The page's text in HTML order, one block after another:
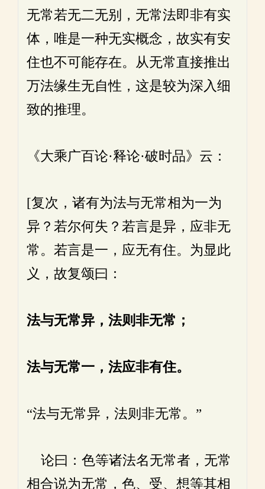
无常若无二无别，无常法即非有实
体，唯是一种无实概念，故实有安
住也不可能存在。从无常直接推出
万法缘生无自性，这是较为深入细
致的推理。
《大乘广百论·释论·破时品》云：
[复次，诸有为法与无常相为一为
异？若尔何失？若言是异，应非无
常。若言是一，应无有住。为显此
义，故复颂曰：
法与无常异，法则非无常；
法与无常一，法应非有住。
“法与无常异，法则非无常。”
论曰：色等诸法名无常者，无常
相合说为无常，色、受、想等其相